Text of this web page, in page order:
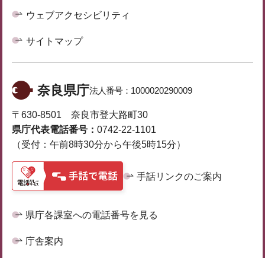
ウェブアクセシビリティ
サイトマップ
奈良県庁法人番号： 1000020290009
〒630-8501 奈良市登大路町30
県庁代表電話番号： 0742-22-1101
（受付：午前8時30分から午後5時15分）
手話リンクのご案内
県庁各課室への電話番号を見る
庁舎案内